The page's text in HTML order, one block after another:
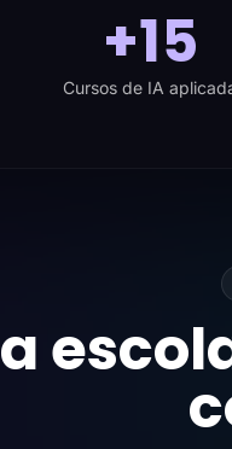
+15
Cursos de IA